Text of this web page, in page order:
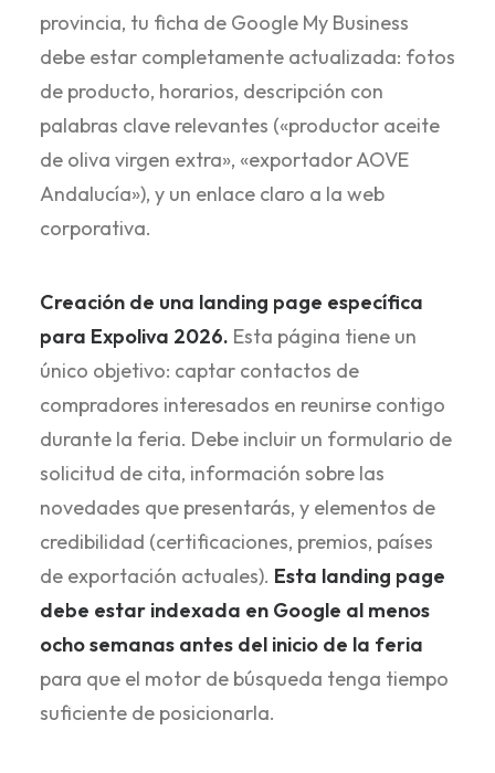
provincia, tu ficha de Google My Business
debe estar completamente actualizada: fotos
de producto, horarios, descripción con
palabras clave relevantes («productor aceite
de oliva virgen extra», «exportador AOVE
Andalucía»), y un enlace claro a la web
corporativa.
Creación de una landing page específica
para Expoliva 2026. Esta página tiene un
único objetivo: captar contactos de
compradores interesados en reunirse contigo
durante la feria. Debe incluir un formulario de
solicitud de cita, información sobre las
novedades que presentarás, y elementos de
credibilidad (certificaciones, premios, países
de exportación actuales). Esta landing page
debe estar indexada en Google al menos
ocho semanas antes del inicio de la feria
para que el motor de búsqueda tenga tiempo
suficiente de posicionarla.